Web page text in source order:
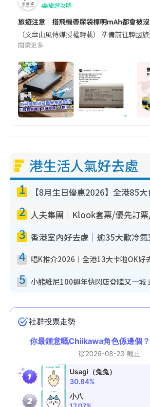
旅遊攻略
旅遊注意｜搭飛機帶尿袋標明mAh都會被
（文章由風傳媒授權轉載） 準備前往韓
閱讀更多
港生活人氣好去處
1
2
3
4
5